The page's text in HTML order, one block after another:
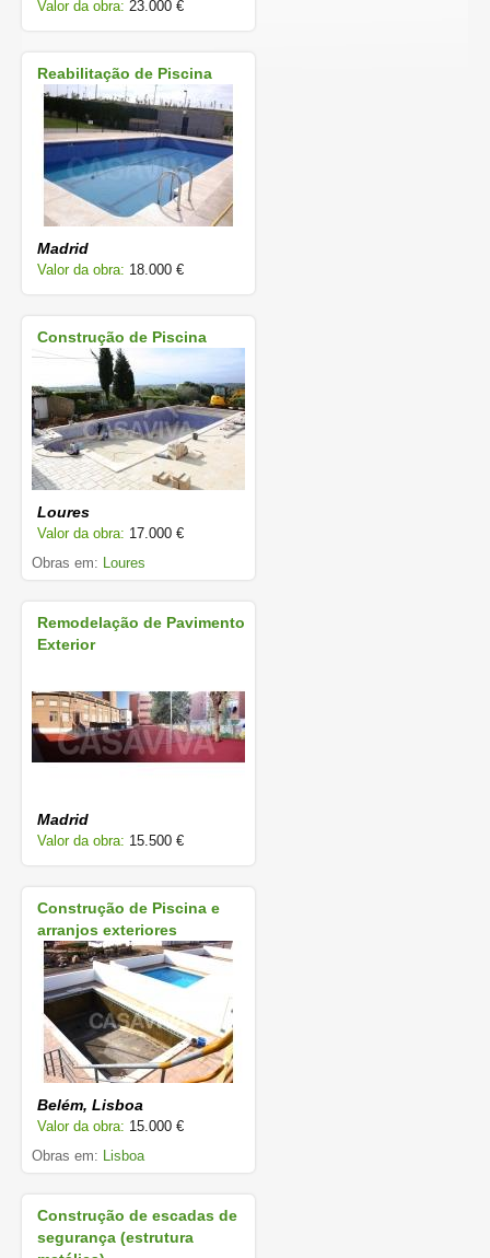
Valor da obra: 23.000 €
Reabilitação de Piscina
Madrid
Valor da obra: 18.000 €
Construção de Piscina
Loures
Valor da obra: 17.000 €
Obras em: Loures
Remodelação de Pavimento
Exterior
Madrid
Valor da obra: 15.500 €
Construção de Piscina e
arranjos exteriores
Belém, Lisboa
Valor da obra: 15.000 €
Obras em: Lisboa
Construção de escadas de
segurança (estrutura